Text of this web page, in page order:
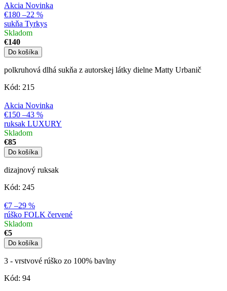
Akcia Novinka
€180 –22 %
sukňa Tyrkys
Skladom
€140
Do košíka
polkruhová dlhá sukňa z autorskej látky dielne Matty Urbanič
Kód: 215
Akcia Novinka
€150 –43 %
ruksak LUXURY
Skladom
€85
Do košíka
dizajnový ruksak
Kód: 245
€7 –29 %
rúško FOLK červené
Skladom
€5
Do košíka
3 - vrstvové rúško zo 100% bavlny
Kód: 94